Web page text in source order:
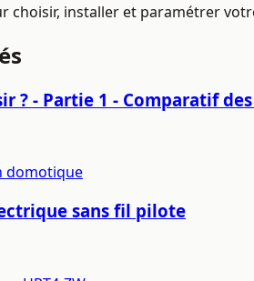
choisir, installer et paramétrer
? - Partie 1 - Comparatif
domotique
sans fil pilote